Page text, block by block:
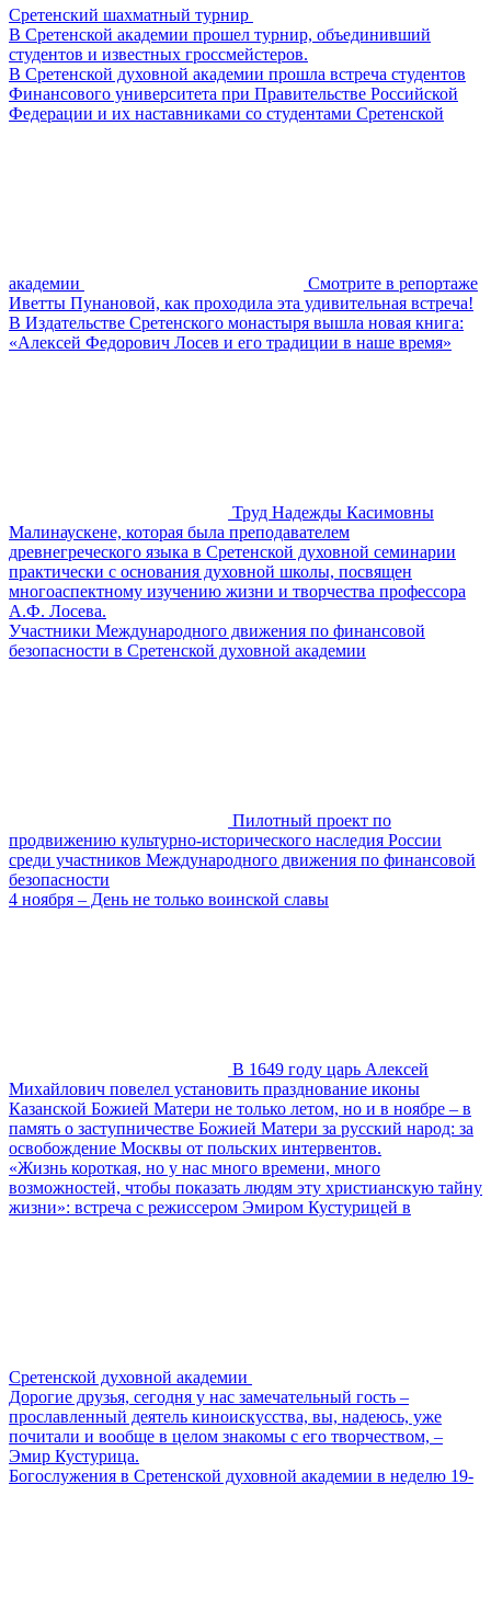
Сретенский шахматный турнир
В Сретенской академии прошел турнир, объединивший
студентов и известных гроссмейстеров.
В Сретенской духовной академии прошла встреча студентов
Финансового университета при Правительстве Российской
Федерации и их наставниками со студентами Сретенской
академии
Смотрите в репортаже
Иветты Пунановой, как проходила эта удивительная встреча!
В Издательстве Сретенского монастыря вышла новая книга:
«Алексей Федорович Лосев и его традиции в наше время»
Труд Надежды Касимовны
Малинаускене, которая была преподавателем
древнегреческого языка в Сретенской духовной семинарии
практически с основания духовной школы, посвящен
многоаспектному изучению жизни и творчества профессора
А.Ф. Лосева.
Участники Международного движения по финансовой
безопасности в Сретенской духовной академии
Пилотный проект по
продвижению культурно-исторического наследия России
среди участников Международного движения по финансовой
безопасности
4 ноября – День не только воинской славы
В 1649 году царь Алексей
Михайлович повелел установить празднование иконы
Казанской Божией Матери не только летом, но и в ноябре – в
память о заступничестве Божией Матери за русский народ: за
освобождение Москвы от польских интервентов.
«Жизнь короткая, но у нас много времени, много
возможностей, чтобы показать людям эту христианскую тайну
жизни»: встреча с режиссером Эмиром Кустурицей в
Сретенской духовной академии
Дорогие друзья, сегодня у нас замечательный гость –
прославленный деятель киноискусства, вы, надеюсь, уже
почитали и вообще в целом знакомы с его творчеством, –
Эмир Кустурица.
Богослужения в Сретенской духовной академии в неделю 19-